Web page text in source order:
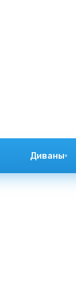
Диваны▾